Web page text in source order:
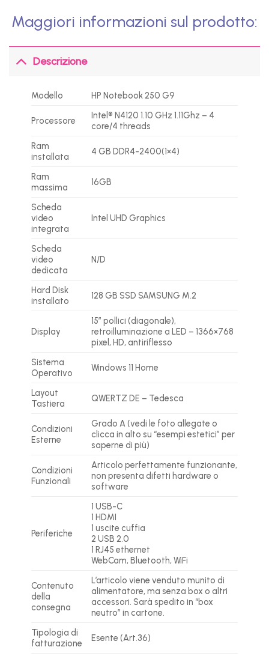
Maggiori informazioni sul prodotto:
Descrizione
Modello HP Notebook 250 G9
Processore
Intel® N4120 1.10 GHz 1.11Ghz – 4
core/4 threads
Ram
installata
4 GB DDR4-2400(1×4)
Ram
massima
16GB
Scheda
video
integrata
Intel UHD Graphics
Scheda
video
dedicata
N/D
Hard Disk
installato
128 GB SSD SAMSUNG M.2
Display
15″ pollici (diagonale),
retroilluminazione a LED – 1366×768
pixel, HD, antiriflesso
Sistema
Operativo
Windows 11 Home
Layout
Tastiera
QWERTZ DE – Tedesca
Condizioni
Esterne
Grado A (vedi le foto allegate o
clicca in alto su “esempi estetici” per
saperne di più)
Condizioni
Funzionali
Articolo perfettamente funzionante,
non presenta difetti hardware o
software
Periferiche
1 USB-C
1 HDMI
1 uscite cuffia
2 USB 2.0
1 RJ45 ethernet
WebCam, Bluetooth, WiFi
Contenuto
della
consegna
L’articolo viene venduto munito di
alimentatore, ma senza box o altri
accessori. Sarà spedito in “box
neutro” in cartone.
Tipologia di
fatturazione
Esente (Art.36)